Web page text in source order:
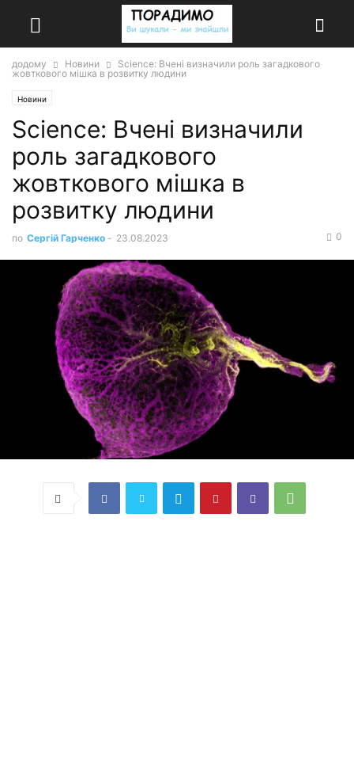
додому Новини
Science: Вчені визначили роль загадкового
жовткового мішка в розвитку людини
Новини
Science: Вчені визначили
роль загадкового
жовткового мішка в
розвитку людини
по Сергій Гарченко - 23.08.2023 0